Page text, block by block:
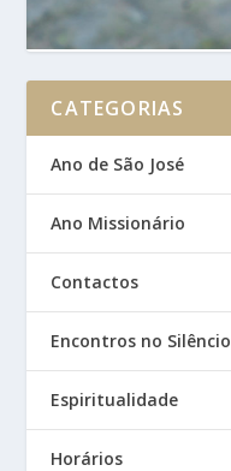
CATEGORIAS
Ano de São José
Ano Missionário
Contactos
Encontros no Silêncio
Espiritualidade
Horários